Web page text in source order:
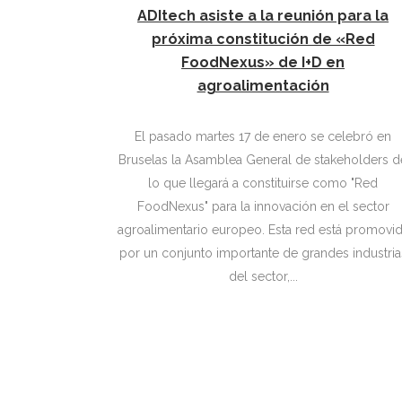
ADItech asiste a la reunión para la
próxima constitución de «Red
FoodNexus» de I+D en
agroalimentación
El pasado martes 17 de enero se celebró en
Bruselas la Asamblea General de stakeholders
lo que llegará a constituirse como "Red
FoodNexus" para la innovación en el sector
agroalimentario europeo. Esta red está
por un conjunto importante de grandes
del sector,...